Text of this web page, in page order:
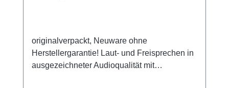
originalverpackt, Neuware ohne
Herstellergarantie! Laut- und Freisprechen in
ausgezeichneter Audioqualität mit